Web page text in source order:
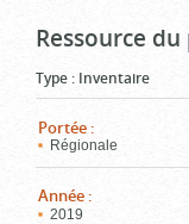
Ressource
Type : Inventaire
Portée :
Régionale
Année :
2019